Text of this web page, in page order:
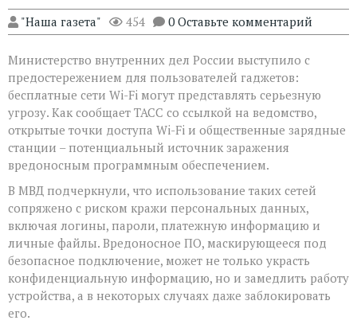
"Наша газета" 454 0 Оставьте комментарий
Министерство внутренних дел России выступило с
предостережением для пользователей гаджетов:
бесплатные сети Wi-Fi могут представлять серьезную
угрозу. Как сообщает ТАСС со ссылкой на ведомство,
открытые точки доступа Wi-Fi и общественные зарядные
станции – потенциальный источник заражения
вредоносным программным обеспечением.
В МВД подчеркнули, что использование таких сетей
сопряжено с риском кражи персональных данных,
включая логины, пароли, платежную информацию и
личные файлы. Вредоносное ПО, маскирующееся под
безопасное подключение, может не только украсть
конфиденциальную информацию, но и замедлить работу
устройства, а в некоторых случаях даже заблокировать
его.